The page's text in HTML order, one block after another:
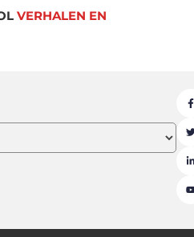
VERHALEN EN